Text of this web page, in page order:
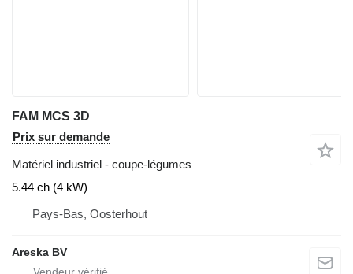
FAM MCS 3D
Prix sur demande
Matériel industriel - coupe-légumes
5.44 ch (4 kW)
Pays-Bas, Oosterhout
Areska BV